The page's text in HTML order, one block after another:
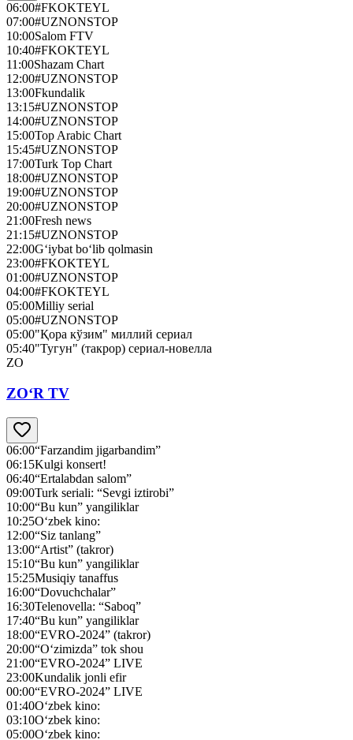
06:00#FKOKTEYL
07:00#UZNONSTOP
10:00Salom FTV
10:40#FKOKTEYL
11:00Shazam Chart
12:00#UZNONSTOP
13:00Fkundalik
13:15#UZNONSTOP
14:00#UZNONSTOP
15:00Top Arabic Chart
15:45#UZNONSTOP
17:00Turk Top Chart
18:00#UZNONSTOP
19:00#UZNONSTOP
20:00#UZNONSTOP
21:00Fresh news
21:15#UZNONSTOP
22:00G‘iybat bo‘lib qolmasin
23:00#FKOKTEYL
01:00#UZNONSTOP
04:00#FKOKTEYL
05:00Milliy serial
05:00#UZNONSTOP
05:00"Қора кўзим" миллий сериал
05:40"Тугун" (такрор) сериал-новелла
ZO
ZO‘R TV
06:00“Farzandim jigarbandim”
06:15Kulgi konsert!
06:40“Ertalabdan salom”
09:00Turk seriali: “Sevgi iztirobi”
10:00“Bu kun” yangiliklar
10:25O‘zbek kino:
12:00“Siz tanlang”
13:00“Artist” (takror)
15:10“Bu kun” yangiliklar
15:25Musiqiy tanaffus
16:00“Dovuchchalar”
16:30Telenovella: “Saboq”
17:40“Bu kun” yangiliklar
18:00“EVRO-2024” (takror)
20:00“O‘zimizda” tok shou
21:00“EVRO-2024” LIVE
23:00Kundalik jonli efir
00:00“EVRO-2024” LIVE
01:40O‘zbek kino:
03:10O‘zbek kino:
05:00O‘zbek kino: